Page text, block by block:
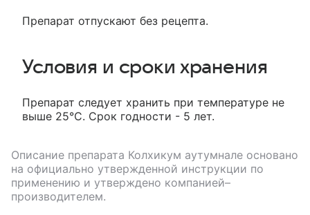
Препарат отпускают без рецепта.
Условия и сроки хранения
Препарат следует хранить при температуре не
выше 25°C. Срок годности - 5 лет.
Описание препарата Колхикум аутумнале основано
на официально утвержденной инструкции по
применению и утверждено компанией–
производителем.